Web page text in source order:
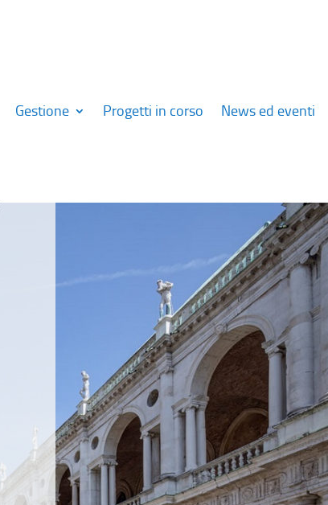
Gestione Progetti in corso News ed eventi